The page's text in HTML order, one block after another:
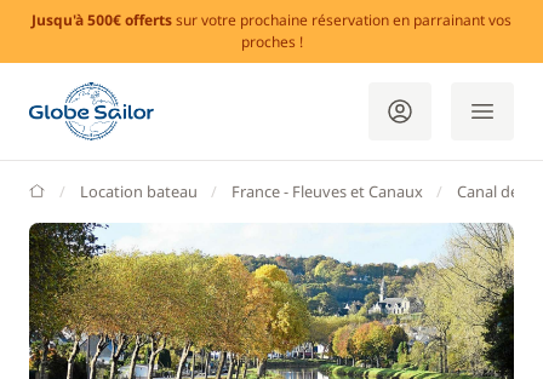
Jusqu'à 500€ offertssur votre prochaine réservation en parrainant vos
proches !
GlobeSailor
Location bateau France - Fleuves et Canaux Canal de